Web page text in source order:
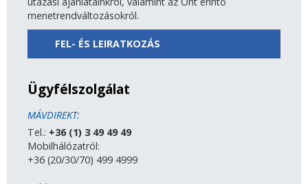
menetrendváltozásokról.
FEL- ÉS LEIRATKOZÁS
Ügyfélszolgálat
MÁVDIREKT:
Tel.: +36 (1) 3 49 49 49
Mobilhálózatról:
+36 (20/30/70) 499 4999